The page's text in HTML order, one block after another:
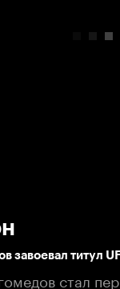
завоевал титул
стал